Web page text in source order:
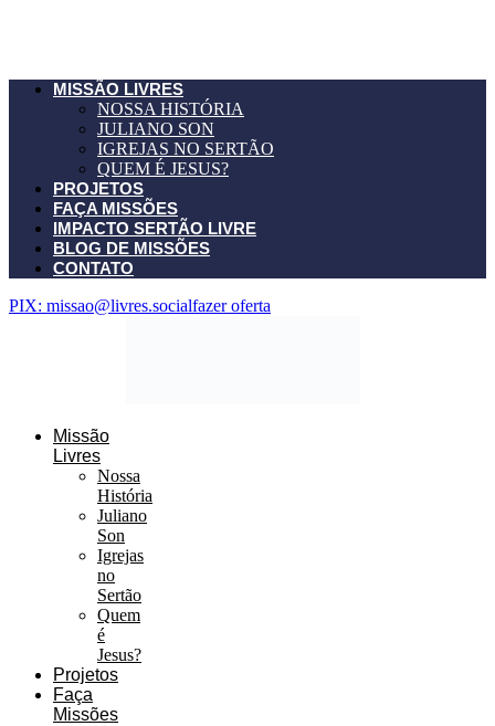
MISSÃO LIVRES
NOSSA HISTÓRIA
JULIANO SON
IGREJAS NO SERTÃO
QUEM É JESUS?
PROJETOS
FAÇA MISSÕES
IMPACTO SERTÃO LIVRE
BLOG DE MISSÕES
CONTATO
PIX: missao@livres.socialfazer oferta
Missão
Livres
Nossa
História
Juliano
Son
Igrejas
no
Sertão
Quem
é
Jesus?
Projetos
Faça
Missões